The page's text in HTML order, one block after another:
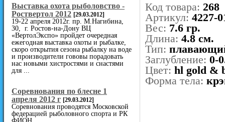
Выставка охота рыболовство -
Роствертол 2012 [29.03.2012]
19-22 апреля 2012г. пр. М.Нагибина,
30, г. Ростов-на-Дону ВЦ
«ВертолЭкспо» пройдет очередная
ежегодная выставка охоты и рыбалке,
скоро открытия сезона рыбалку на воде
и производители гововы порадовать
нас новыми хистростями и снастями
для ...
Cоревнования по блесне 1
апреля 2012 г [29.03.2012]
Соревнования проводятся Московской
федерацией рыболовного спорта и РК
ФИОН.
Код товара: 268
Артикул: 4227-
Вес: 7.6 гр.
Длина: 4.8 см.
Тип:
Заглубление: 0-
Цвет: hl gold &
Форма тела: